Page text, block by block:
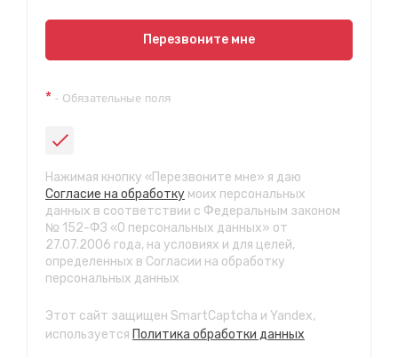
Показать на карте
ул. Пригородная 1/1 (при выезде из города в сторону
СТО "Байкальская"
ул.Байкальская, 58г
с 7.00 до 23.30, без выходных
СТО "Марата"
ул. Рабочего штаба, 96
с 7.00 до 21.30, без выходных
СТО "Ново-Ленино"
ул. Розы Люксембург, 97
Перезвоните мне
* - Обязательные поля
Нажимая кнопку «Перезвоните мне» я даю
Согласие на обработку моих персональных
данных в соответствии с Федеральным законом
№ 152-ФЗ «О персональных данных» от
27.07.2006 года, на условиях и для целей,
определенных в Согласии на обработку
персональных данных
Этот сайт защищен SmartCaptcha и Yandex,
используется Политика обработки данных